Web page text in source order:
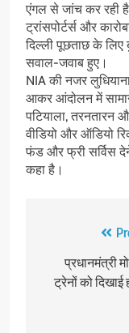
एंगल से जांच कर रही
ट्रांसपोर्टर्स और
दिल्ली पूछताछ के
सवाल-जवाब हुए।
NIA की नजर लुधियाना
आकर आंदोलन में
पटियाला, तरनतारन
वीडियो और ऑडियो
फंड और फ्री सर्विस
कहा है।
navigation
प्रधानमंत्री
ट्रेनों को दिखाई